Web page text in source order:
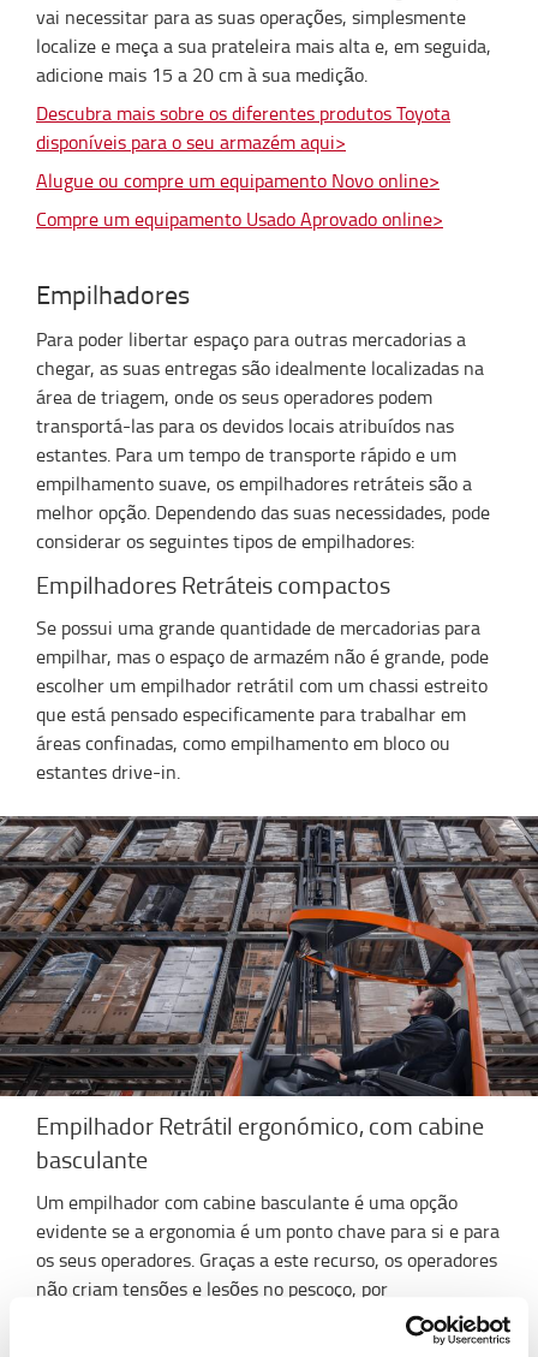
vai necessitar para as suas operações, simplesmente
localize e meça a sua prateleira mais alta e, em seguida,
adicione mais 15 a 20 cm à sua medição.
Descubra mais sobre os diferentes produtos Toyota
disponíveis para o seu armazém aqui>
Alugue ou compre um equipamento Novo online>
Compre um equipamento Usado Aprovado online>
Empilhadores
Para poder libertar espaço para outras mercadorias a
chegar, as suas entregas são idealmente localizadas na
área de triagem, onde os seus operadores podem
transportá-las para os devidos locais atribuídos nas
estantes. Para um tempo de transporte rápido e um
empilhamento suave, os empilhadores retráteis são a
melhor opção. Dependendo das suas necessidades, pode
considerar os seguintes tipos de empilhadores:
Empilhadores Retráteis compactos
Se possui uma grande quantidade de mercadorias para
empilhar, mas o espaço de armazém não é grande, pode
escolher um empilhador retrátil com um chassi estreito
que está pensado especificamente para trabalhar em
áreas confinadas, como empilhamento em bloco ou
estantes drive-in.
Empilhador Retrátil ergonómico, com cabine
basculante
Um empilhador com cabine basculante é uma opção
evidente se a ergonomia é um ponto chave para si e para
os seus operadores. Graças a este recurso, os operadores
não criam tensões e lesões no pescoço, por
frequentemente elevarem cargas em estantes
localizadas a vários metros de altura. Em vez disso, a